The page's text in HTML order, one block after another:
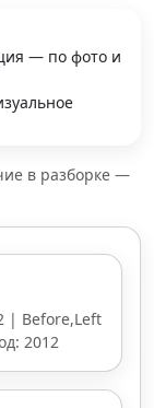
— по фото и
в разборке —
| Before,Left
2012